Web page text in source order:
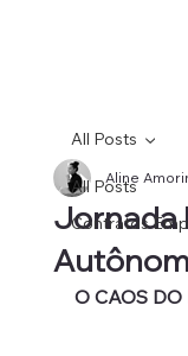
All Posts
Contratos
All Posts
Jornada
Aline
O CAOS